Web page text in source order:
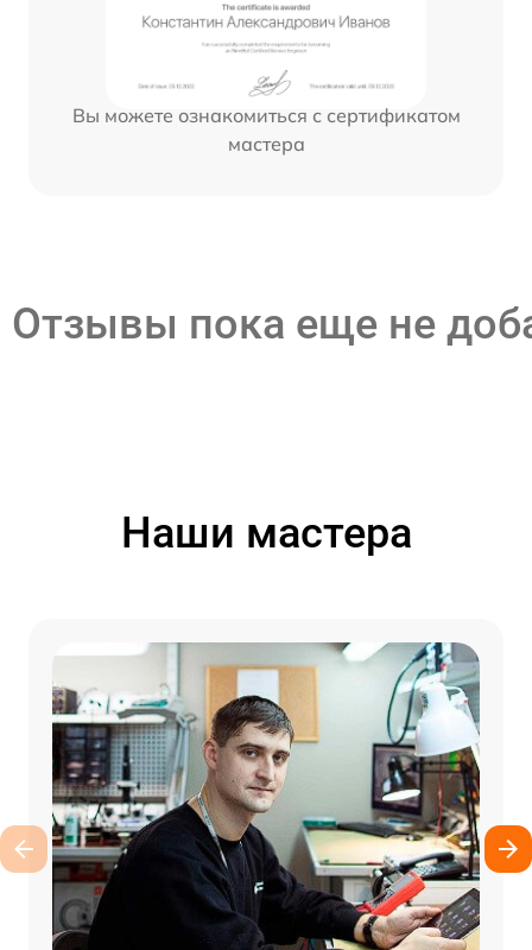
Вы можете ознакомиться с сертификатом
мастера
Отзывы пока еще не
Наши мастера